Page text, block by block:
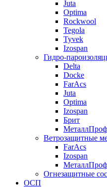
Juta
Optima
Rockwool
Tegola
Tyvek
Izospan
Гидро-
Delta
Docke
FarAcs
Juta
Optima
Izospan
Брит
Ветрозащитные
FarAcs
Izospan
Огнезащитные
ОСП